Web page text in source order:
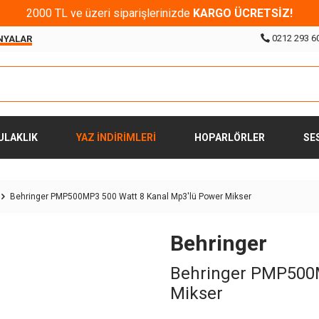
2000 TL ve üzeri siparişlerinizde KARGO ÜCRETSİZ!
0212 293
YAZ İNDİRİMLERİ HOPARLÖRLER
Behringer PMP500MP3 500 Watt 8 Kanal Mp3'lü Power Mikser
Behringer
Behringer
Mikser